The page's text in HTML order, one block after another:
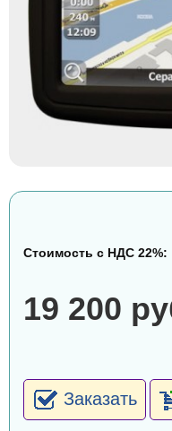
Стоимость с НДС 22%:
19 200
Заказать